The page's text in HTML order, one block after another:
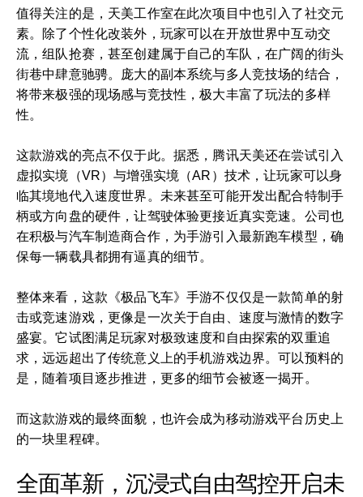
值得关注的是，天美工作室在此次项目中也引入了社交元
素。除了个性化改装外，玩家可以在开放世界中互动交
流，组队抢赛，甚至创建属于自己的车队，在广阔的街头
街巷中肆意驰骋。庞大的副本系统与多人竞技场的结合，
将带来极强的现场感与竞技性，极大丰富了玩法的多样
性。
这款游戏的亮点不仅于此。据悉，腾讯天美还在尝试引入
虚拟实境（VR）与增强实境（AR）技术，让玩家可以身
临其境地代入速度世界。未来甚至可能开发出配合特制手
柄或方向盘的硬件，让驾驶体验更接近真实竞速。公司也
在积极与汽车制造商合作，为手游引入最新跑车模型，确
保每一辆载具都拥有逼真的细节。
整体来看，这款《极品飞车》手游不仅仅是一款简单的射
击或竞速游戏，更像是一次关于自由、速度与激情的数字
盛宴。它试图满足玩家对极致速度和自由探索的双重追
求，远远超出了传统意义上的手机游戏边界。可以预料的
是，随着项目逐步推进，更多的细节会被逐一揭开。
而这款游戏的最终面貌，也许会成为移动游戏平台历史上
的一块里程碑。
全面革新，沉浸式自由驾控开启未